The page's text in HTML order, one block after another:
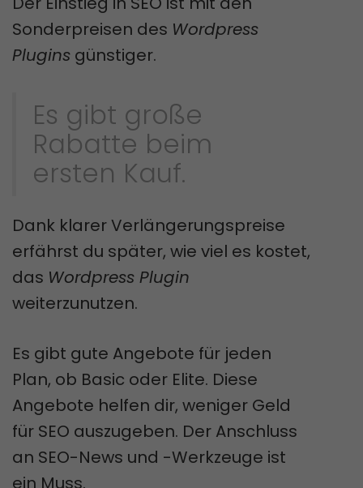
Sonderpreisen des Wordpress
Plugins günstiger.
Es gibt große
Rabatte beim
ersten Kauf.
Dank klarer Verlängerungspreise
erfährst du später, wie viel es kostet,
das Wordpress Plugin
weiterzunutzen.
Es gibt gute Angebote für jeden
Plan, ob Basic oder Elite. Diese
Angebote helfen dir, weniger Geld
für SEO auszugeben. Der Anschluss
an SEO-News und -Werkzeuge ist